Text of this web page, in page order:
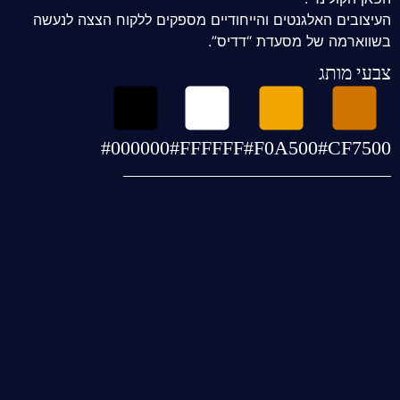
העיצובים האלגנטים והייחודיים מספקים ללקוח הצצה לנעשה
בשווארמה של מסעדת “דדיס”.
צבעי מותג
#CF7500
#F0A500
#FFFFFF
#000000